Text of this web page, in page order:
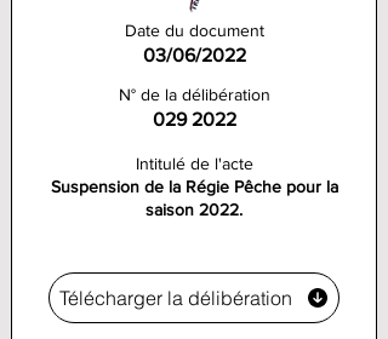
Date du document
03/06/2022
N° de la délibération
029 2022
Intitulé de l'acte
Suspension de la Régie Pêche pour la
saison 2022.
Télécharger la délibération